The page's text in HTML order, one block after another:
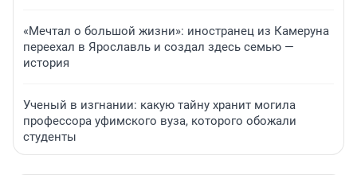
«Мечтал о большой жизни»: иностранец из Камеруна
переехал в Ярославль и создал здесь семью —
история
Ученый в изгнании: какую тайну хранит могила
профессора уфимского вуза, которого обожали
студенты